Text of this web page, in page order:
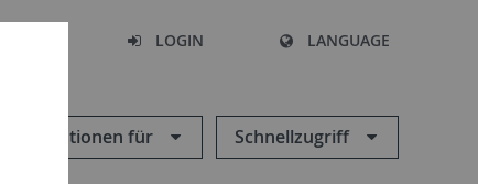
LOGIN LANGUAGE
Informationen für Schnellzugriff